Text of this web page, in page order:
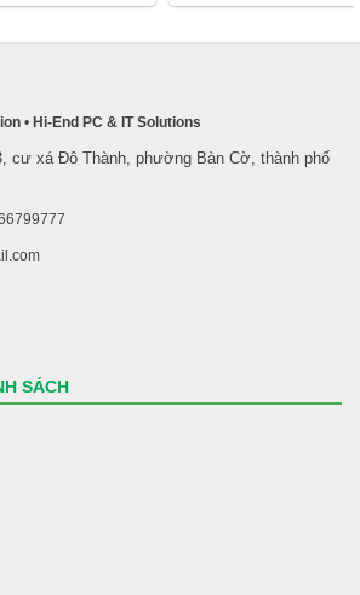
• Hi-End PC & IT Solutions
cư xá Đô Thành, phường Bàn Cờ, thành phố
SÁCH